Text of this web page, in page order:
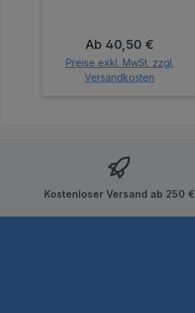
Regulärer Preis:
Ab40,50 €
Preise exkl. MwSt. zzgl.
Versandkosten
Kostenloser Versand ab 250 €